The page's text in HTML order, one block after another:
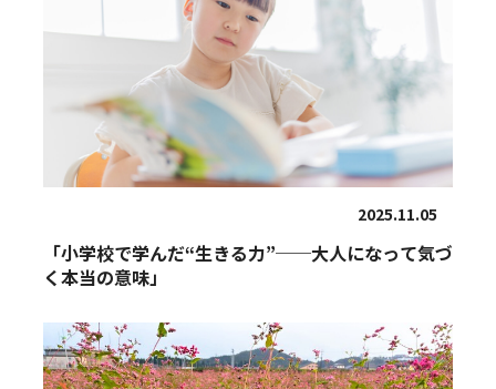
2025.11.05
「小学校で学んだ“生きる力”──大人になって気づ
く本当の意味」